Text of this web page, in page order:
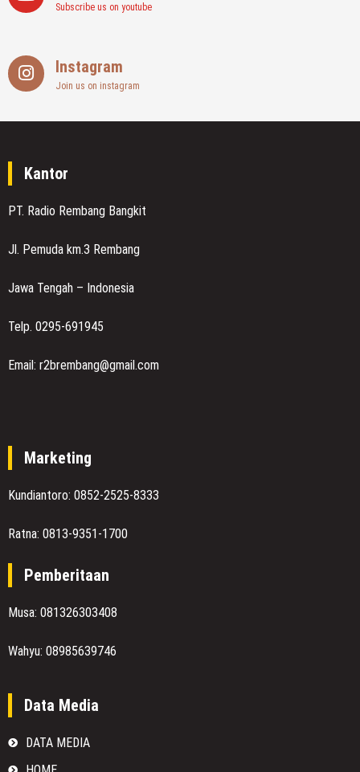
Subscribe us on youtube
Instagram
Join us on instagram
Kantor
PT. Radio Rembang Bangkit
Jl. Pemuda km.3 Rembang
Jawa Tengah – Indonesia
Telp. 0295-691945
Email: r2brembang@gmail.com
Marketing
Kundiantoro: 0852-2525-8333
Ratna: 0813-9351-1700
Pemberitaan
Musa: 081326303408
Wahyu: 08985639746
Data Media
DATA MEDIA